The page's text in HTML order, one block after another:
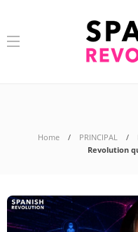
Home PRINCIPAL
Revolution